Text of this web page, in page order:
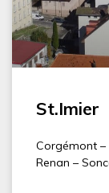
St.Imier
Corgémont
Renan –